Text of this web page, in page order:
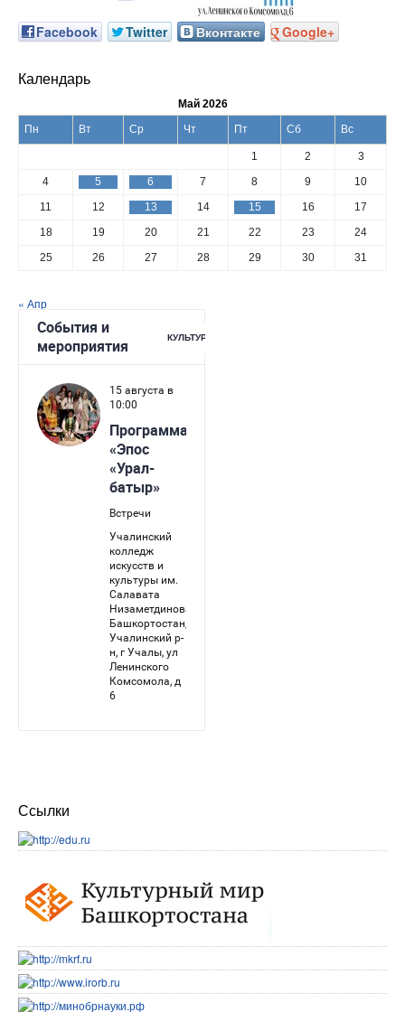
Facebook Twitter Вконтакте Google+
Календарь
Май 2026
Пн
Вт Ср Чт Пт Сб Вс
1 2
3
4
5 6 7 8 9
10
11
12 13 14 15 16
17
18
19 20 21 22 23
24
25
26 27 28 29 30 31
« Апр
Ссылки